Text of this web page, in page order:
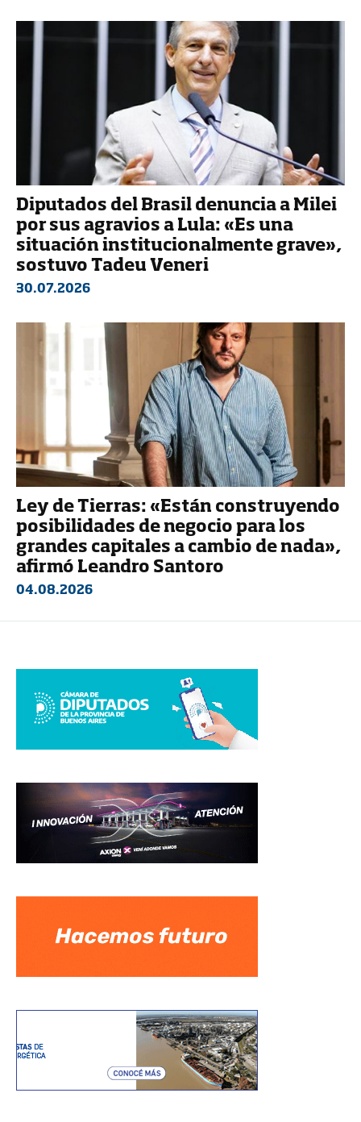
Diputados del Brasil denuncia a Milei
por sus agravios a Lula: «Es una
situación institucionalmente grave»,
sostuvo Tadeu Veneri
30.07.2026
Ley de Tierras: «Están construyendo
posibilidades de negocio para los
grandes capitales a cambio de nada»,
afirmó Leandro Santoro
04.08.2026